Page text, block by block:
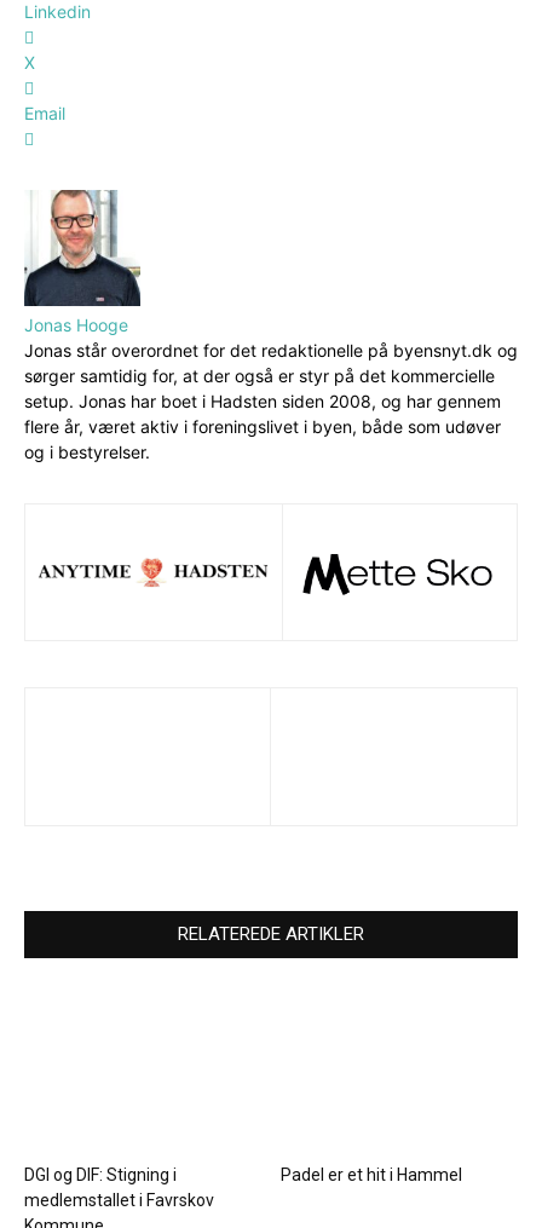
Linkedin
X
Email
Jonas Hooge
Jonas står overordnet for det redaktionelle på byensnyt.dk og
sørger samtidig for, at der også er styr på det kommercielle
setup. Jonas har boet i Hadsten siden 2008, og har gennem
flere år, været aktiv i foreningslivet i byen, både som udøver
og i bestyrelser.
RELATEREDE ARTIKLER
DGI og DIF: Stigning i
medlemstallet i Favrskov
Padel er et hit i Hammel